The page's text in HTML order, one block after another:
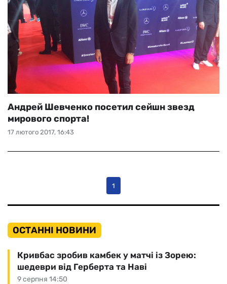
17 лютого 2017, 16:43
Андрей Шевченко посетил сейшн звезд
мирового спорта!
1
ОСТАННІ НОВИНИ
9 серпня 14:50
Кривбас зробив камбек у матчі із Зорею:
шедеври від Герберта та Наві